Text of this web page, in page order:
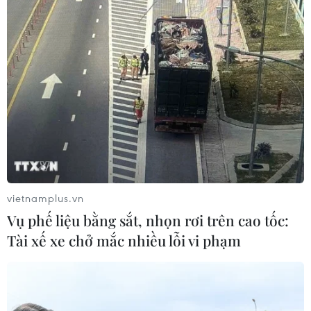
07/08/2026 00:50
Ớt nhập khẩu từ Mexico khiến hàng
trăm người tiêu dùng Mỹ nhiễm
khuẩn Salmonella
07/08/2026 00:43
Bánh xèo tôm nhảy - món ăn phải
thử khi đến Quy Nhơn
07/08/2026 00:00
Chưa có bằng chứng truyền máu trẻ
vietnamplus.vn
Vụ phế liệu bằng sắt, nhọn rơi trên cao tốc:
Tài xế xe chở mắc nhiều lỗi vi phạm